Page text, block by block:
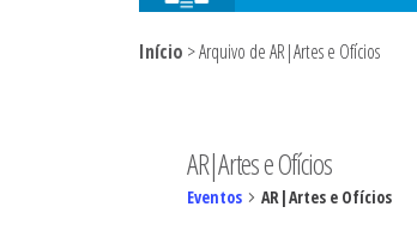
Início > Arquivo de AR|Artes e Ofícios
AR|Artes e Ofícios
Eventos AR|Artes e Ofícios